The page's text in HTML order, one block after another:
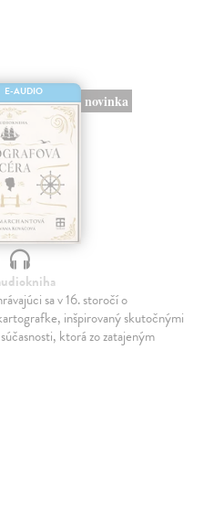
E-AUDIO
novinka
sa v 16. storočí o
inšpirovaný skutočnými
ktorá zo zatajeným